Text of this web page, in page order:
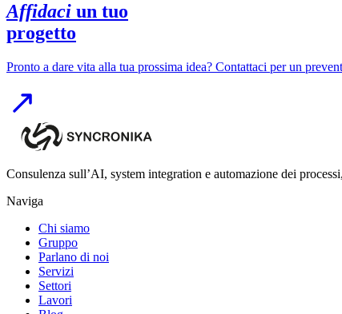
Affidaci un tuo
progetto
Pronto a dare vita alla tua prossima idea? Contattaci per un
Consulenza sull’AI, system integration e automazione dei
Naviga
Chi siamo
Gruppo
Parlano di noi
Servizi
Settori
Lavori